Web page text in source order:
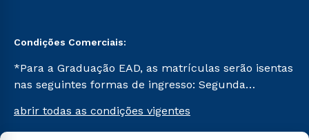
Condições Comerciais:
*Para a Graduação EAD, as matrículas serão isentas
nas seguintes formas de ingresso: Segunda
Já para as demais, a taxa de matrícula será de R$
49. *Para a Pós-graduação EAD, as ofertas
abrir todas as condições vigentes